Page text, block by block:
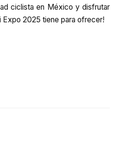
ciclista en México y disfrutar
2025 tiene para ofrecer!